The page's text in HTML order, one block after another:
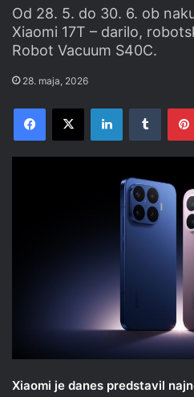
Od 28. 5. do 30. 6. ob
Xiaomi 17T – darilo,
Robot Vacuum S40C.
28. maja, 2026
Facebook
X LinkedInTumblr
Xiaomi je danes predstavil